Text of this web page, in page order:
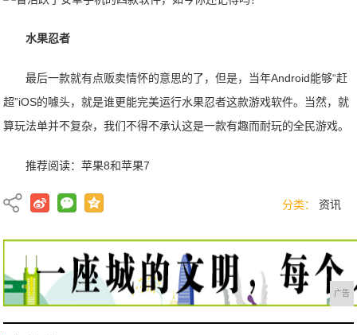
水果忍者
最后一款就有点贩卖情怀的意思的了，但是，当年Android能够“赶
超”iOS的噱头，就是谁更能完美运行水果忍者这款游戏软件。当然，就
算玩法单并不复杂，我们不得不承认这是一款有趣而耐玩的全民游戏。
推荐阅读：苹果8和苹果7
分类： 资讯
广告